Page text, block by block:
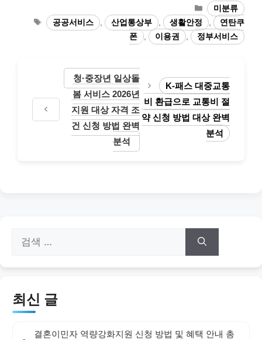
카
테
고
리
미분류
태
그
공공서비스 산업통상부 생활안정
연탄쿠
폰
이용권 정부서비스
청·중장년 일상돌
봄 서비스 2026년
지원 대상 자격 조
건 신청 방법 완벽
분석
K-패스 대중교통
비 환급으로 교통비 절
약 신청 방법 대상 완벽
분석
색:
최신 글
결혼이민자 역량강화지원 신청 방법 및 혜택 안내 총